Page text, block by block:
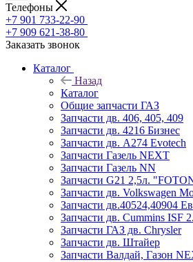
Телефоны
+7 901 733-22-90
+7 909 621-38-80
Заказать звонок
Каталог
Назад
Каталог
Общие запчасти ГАЗ
Запчасти дв. 406, 405, 409
Запчасти дв. 4216 Бизнес
Запчасти дв. A274 Evotech
Запчасти Газель NEXT
Запчасти Газель NN
Запчасти G21 2,5л.
Запчасти дв. Volkswagen
Запчасти дв.40524,40904
Запчасти дв. Cummins ISF
Запчасти ГАЗ дв. Chrysler
Запчасти дв. Штайер
Запчасти Валдай, Газон